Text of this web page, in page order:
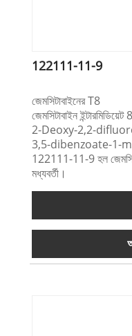
122111-11-9
জেমসিটাবাইনের T8
জেমসিটাবাইন ইন্টারমিডিয়েট 8
2-Deoxy-2,2-
3,5-dibenzoate-1-
122111-11-9 হল
মধ্যবর্তী।